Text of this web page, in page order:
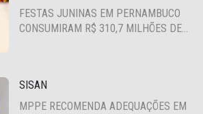
FESTAS JUNINAS EM PERNAMBUCO
CONSUMIRAM R$ 310,7 MILHÕES DE
SISAN
MPPE RECOMENDA ADEQUAÇÕES EM